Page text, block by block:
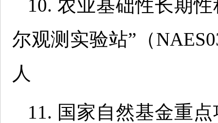
10. 农业基础性长期
尔观测实验站”（
人
11. 国家自然基金重